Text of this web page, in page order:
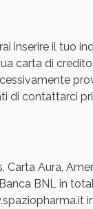
inserire il tuo
carta di
di contattarci
Aura,
BNL in